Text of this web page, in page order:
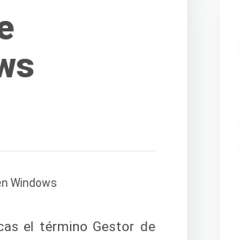
el término Gestor de